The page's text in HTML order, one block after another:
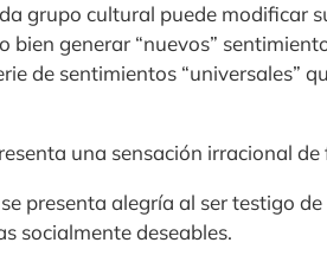
grupo cultural puede modificar
bien generar “nuevos”
de sentimientos “universales”
una sensación irracional
presenta alegría al ser testigo
socialmente deseables.